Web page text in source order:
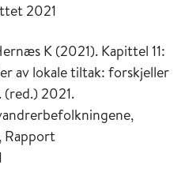
2021
K (2021). Kapittel 11:
av lokale tiltak: forskjeller
2021.
Rapport